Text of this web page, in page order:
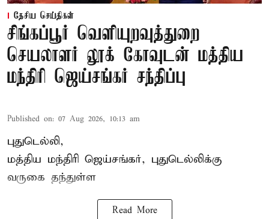
தேசிய செய்திகள்
சிங்கப்பூர் வெளியுறவுத்துறை
செயலாளர் லூக் கோவுடன் மத்திய
மந்திரி ஜெய்சங்கர் சந்திப்பு
Published on: 07 Aug 2026, 10:13 am
புதுடெல்லி,
மத்திய மந்திரி ஜெய்சங்கர், புதுடெல்லிக்கு
வருகை தந்துள்ள
Read More